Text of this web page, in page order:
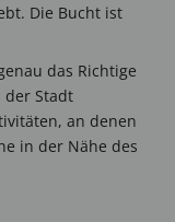
Die Bucht ist
das Richtige
der Stadt
an denen
in der Nähe des